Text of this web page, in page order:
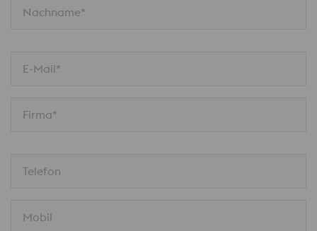
Nachname*
E-Mail*
Firma*
Telefon
Mobil